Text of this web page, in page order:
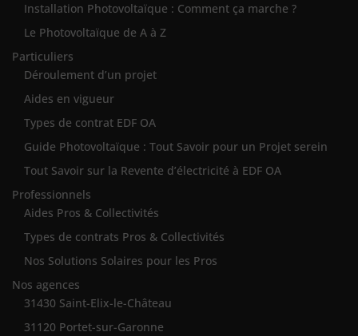
Installation Photovoltaïque : Comment ça marche ?
Le Photovoltaïque de A à Z
Particuliers
Déroulement d’un projet
Aides en vigueur
Types de contrat EDF OA
Guide Photovoltaïque : Tout Savoir pour un Projet serein
Tout Savoir sur la Revente d’électricité à EDF OA
Professionnels
Aides Pros & Collectivités
Types de contrats Pros & Collectivités
Nos Solutions Solaires pour les Pros
Nos agences
31430 Saint-Elix-le-Château
31120 Portet-sur-Garonne